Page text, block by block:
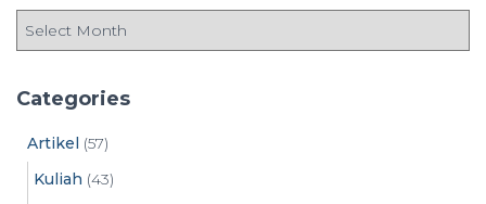
f
h
Categories
Artikel (57)
Kuliah (43)